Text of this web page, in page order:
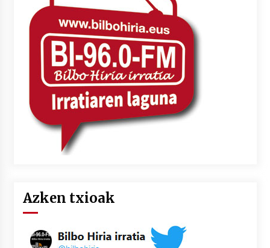
Azken txioak